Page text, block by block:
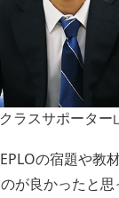
ラスサポーター
の宿題や教
が良かったと